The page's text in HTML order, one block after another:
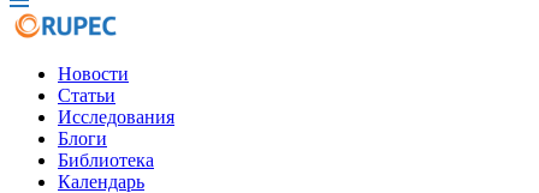
Новости
Статьи
Исследования
Блоги
Библиотека
Календарь